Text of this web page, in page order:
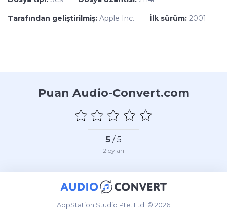
Tarafından geliştirilmiş: Apple Inc. İlk sürüm: 2001
Puan Audio-Convert.com
5/ 5
2 oyları
AppStation Studio Pte. Ltd. © 2026